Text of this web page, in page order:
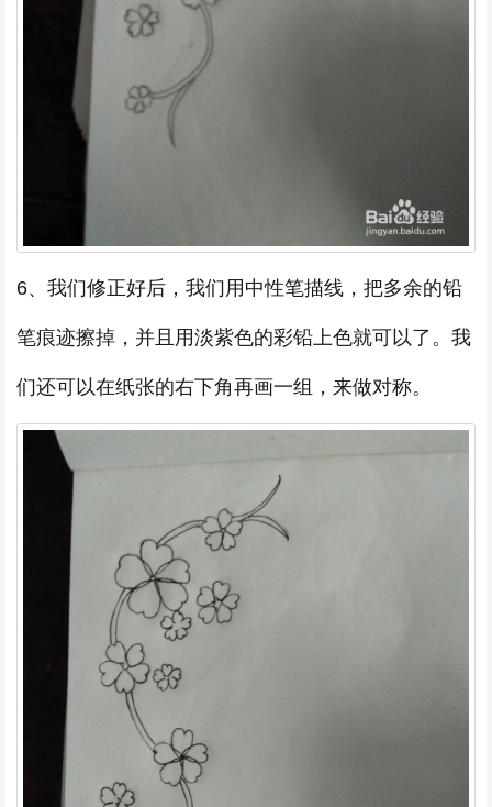
6、我们修正好后，我们用中性笔描线，把多余的铅
笔痕迹擦掉，并且用淡紫色的彩铅上色就可以了。我
们还可以在纸张的右下角再画一组，来做对称。